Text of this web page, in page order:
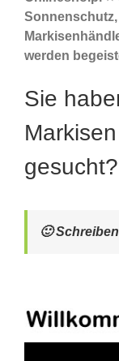
werden
Sie
gesucht?
🙂